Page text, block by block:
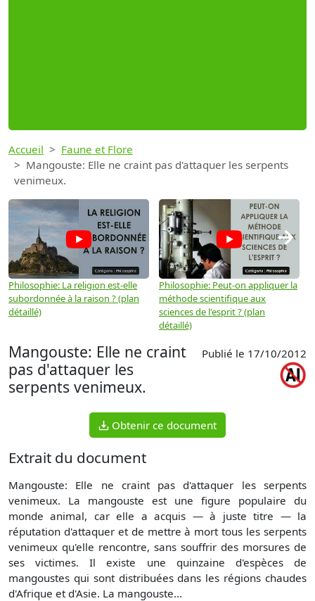
Accueil
Faune et Flore
Mangouste: Elle ne craint pas d'attaquer les serpents
venimeux.
Philosophie: La religion est-elle
subordonnée à la raison ? (plan
détaillé)
Philosophie: Peut-on appliquer la
méthode scientifique aux
sciences de l'esprit ? (plan
détaillé)
→
Mangouste: Elle ne craint
pas d'attaquer les
serpents venimeux.
Publié le 17/10/2012
Obtenir ce document
Extrait du document
Mangouste: Elle ne craint pas d'attaquer les serpents
venimeux. La mangouste est une figure populaire du
monde animal, car elle a acquis — à juste titre — la
réputation d'attaquer et de mettre à mort tous les serpents
venimeux qu'elle rencontre, sans souffrir des morsures de
ses victimes. Il existe une quinzaine d'espèces de
mangoustes qui sont distribuées dans les régions chaudes
d'Afrique et d'Asie. La mangouste...